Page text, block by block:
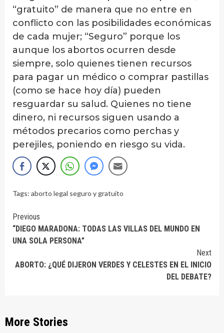
“gratuito” de manera que no entre en
conflicto con las posibilidades económicas
de cada mujer; “Seguro” porque los
aunque los abortos ocurren desde
siempre, solo quienes tienen recursos
para pagar un médico o comprar pastillas
(como se hace hoy día) pueden
resguardar su salud. Quienes no tiene
dinero, ni recursos siguen usando a
métodos precarios como perchas y
perejiles, poniendo en riesgo su vida.
Tags: aborto legal seguro y gratuito
Continue
Reading
Previous
“DIEGO MARADONA: TODAS LAS VILLAS DEL MUNDO EN
UNA SOLA PERSONA”
Next
ABORTO: ¿QUÉ DIJERON VERDES Y CELESTES EN EL INICIO
DEL DEBATE?
More Stories